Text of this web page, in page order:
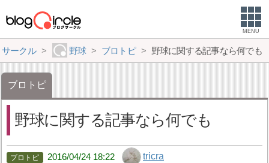
MENU
サークル 野球 ブロトピ 野球に関する記事なら何でも
ブロトピ
野球に関する記事なら何でも
2016/04/24 18:22 tricra